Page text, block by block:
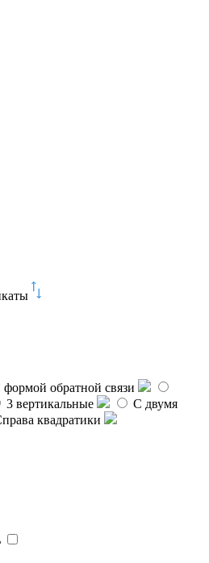
формой обратной связи
3 вертикальные
С двумя
квадратики